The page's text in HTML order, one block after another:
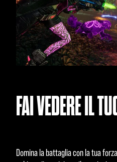
FAI VEDERE IL
Domina la battaglia con la tua